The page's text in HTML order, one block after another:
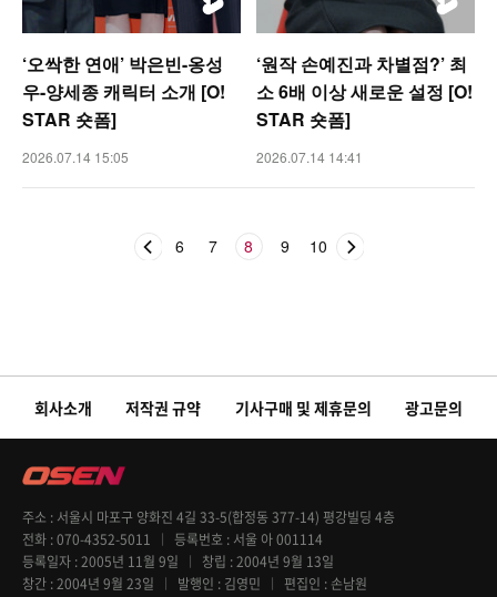
‘오싹한 연애’ 박은빈-옹성
우-양세종 캐릭터 소개 [O!
STAR 숏폼]
2026.07.14 15:05
‘원작 손예진과 차별점?’ 최
소 6배 이상 새로운 설정 [O!
STAR 숏폼]
2026.07.14 14:41
6 7 8 9 10
회사소개 저작권 규약 기사구매 및 제휴문의 광고문의
주소
서울시 마포구 양화진 4길 33-5(합정동 377-14) 평강빌딩 4층
전화 070-4352-5011 등록번호
서울 아 001114
등록일자 2005년 11월 9일 창립 2004년 9월 13일
창간 2004년 9월 23일 발행인 김영민 편집인
손남원